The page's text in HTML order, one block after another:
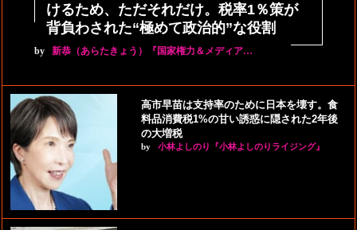
けるため、ただそれだけ。税率1％策が
背負わされた“極めて政治的”な役割
by 新恭（あらたきょう）『国家権力＆メディア…
高市早苗は支持率のために日本を壊す。食
料品消費税1%の甘い誘惑に隠された2年後
の大増税
by 小林よしのり『小林よしのりライジング』